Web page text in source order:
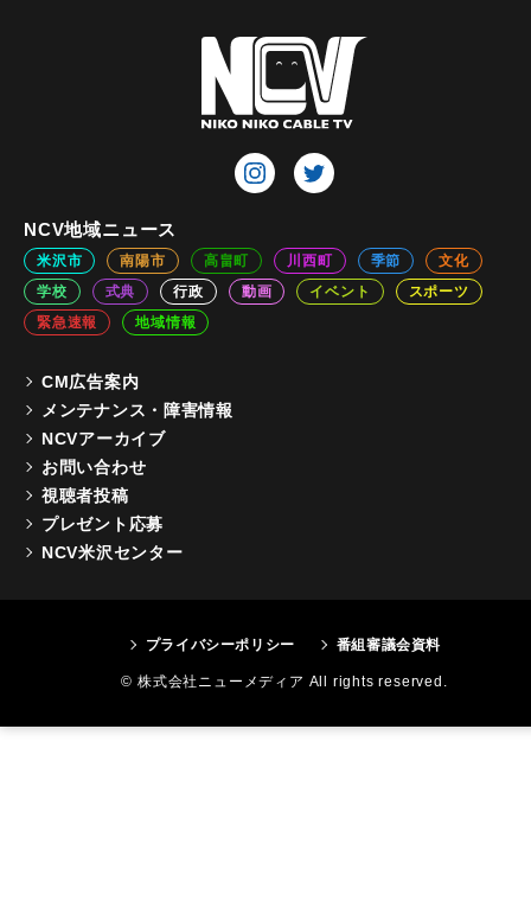
NCV地域ニュース
米沢市 南陽市 高畠町 川西町 季節
文化
学校
式典 行政 動画 イベント
スポーツ
緊急速報
地域情報
CM広告案内
メンテナンス・障害情報
NCVアーカイブ
お問い合わせ
視聴者投稿
プレゼント応募
NCV米沢センター
プライバシーポリシー 番組審議会資料
© 株式会社ニューメディア All rights reserved.